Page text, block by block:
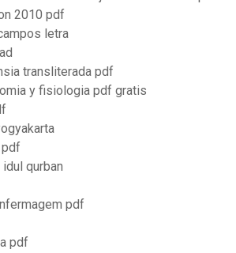
2010 pdf
letra
transliterada pdf
y fisiologia pdf gratis
pdf
qurban
pdf
pdf